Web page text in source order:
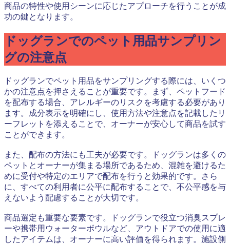
商品の特性や使用シーンに応じたアプローチを行うことが成
功の鍵となります。
ドッグランでのペット用品サンプリン
グの注意点
ドッグランでペット用品をサンプリングする際には、いくつ
かの注意点を押さえることが重要です。まず、ペットフード
を配布する場合、アレルギーのリスクを考慮する必要があり
ます。成分表示を明確にし、使用方法や注意点を記載したリ
ーフレットを添えることで、オーナーが安心して商品を試す
ことができます。
また、配布の方法にも工夫が必要です。ドッグランは多くの
ペットとオーナーが集まる場所であるため、混雑を避けるた
めに受付や特定のエリアで配布を行うと効果的です。さら
に、すべての利用者に公平に配布することで、不公平感を与
えないよう配慮することが大切です。
商品選定も重要な要素です。ドッグランで役立つ消臭スプレ
ーや携帯用ウォーターボウルなど、アウトドアでの使用に適
したアイテムは、オーナーに高い評価を得られます。施設側